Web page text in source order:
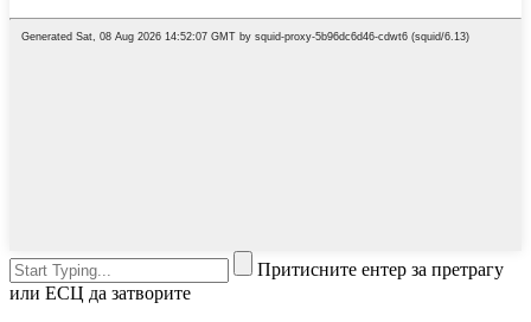
Притисните ентер за претрагу
или ЕСЦ да затворите